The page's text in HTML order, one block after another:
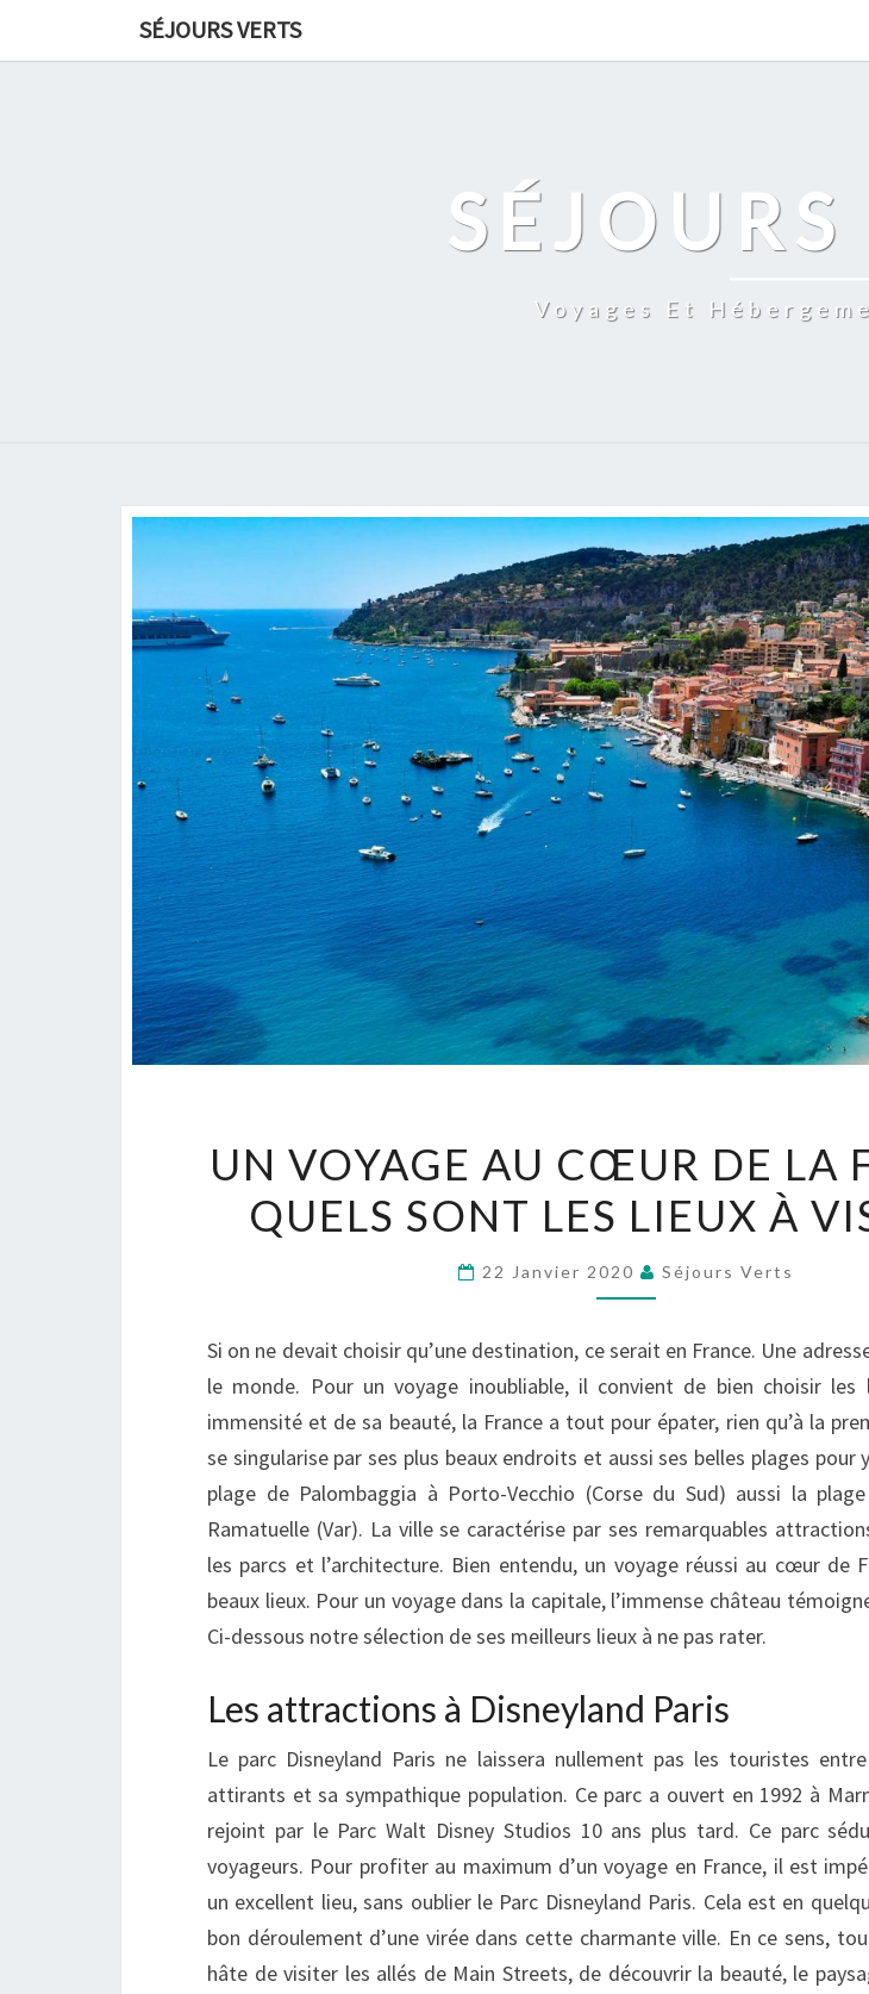
SÉJOURS VERTS
SÉJOURS
Voyages Et
VOYAGE
AU
CŒUR
DE
FRANCE,
QUELS
SONT
LES
LIEUX
À
VISITER?
UN VOYAGE AU CŒUR DE LA
QUELS SONT LES LIEUX À
22 Janvier 2020 Séjours Verts
Si on ne devait choisir qu’une destination, ce serait en France. Une
le monde. Pour un voyage inoubliable, il convient de bien choisir les
immensité et de sa beauté, la France a tout pour épater, rien qu’à la
se singularise par ses plus beaux endroits et aussi ses belles plages pour
plage de Palombaggia à Porto-Vecchio (Corse du Sud) aussi la
Ramatuelle (Var). La ville se caractérise par ses remarquables
les parcs et l’architecture. Bien entendu, un voyage réussi au cœur de
beaux lieux. Pour un voyage dans la capitale, l’immense château
Ci-dessous notre sélection de ses meilleurs lieux à ne pas rater.
Les attractions à Disneyland Paris
Le parc Disneyland Paris ne laissera nullement pas les touristes
attirants et sa sympathique population. Ce parc a ouvert en 1992 à
rejoint par le Parc Walt Disney Studios 10 ans plus tard. Ce parc
voyageurs. Pour profiter au maximum d’un voyage en France, il est
un excellent lieu, sans oublier le Parc Disneyland Paris. Cela est en
bon déroulement d’une virée dans cette charmante ville. En ce sens,
hâte de visiter les allés de Main Streets, de découvrir la beauté, le